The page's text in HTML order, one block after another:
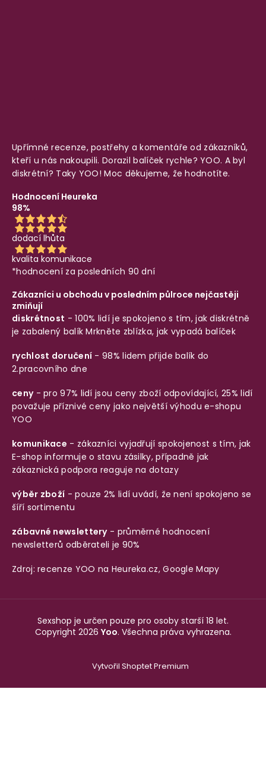
Upřímné recenze, postřehy a komentáře od zákazníků,
kteří u nás nakoupili. Dorazil balíček rychle? YOO. A byl
diskrétní? Taky YOO! Moc děkujeme, že hodnotíte.
Hodnocení Heureka
98%
dodací lhůta
kvalita komunikace
*hodnocení za posledních 90 dní
Zákazníci u obchodu v posledním půlroce nejčastěji
zmiňují
diskrétnost - 100% lidí je spokojeno s tím, jak diskrétně
je zabalený balíkMrkněte zblízka, jak vypadá balíček
rychlost doručení - 98% lidem přijde balík do
2.pracovního dne
ceny- pro 97% lidí jsou ceny zboží odpovídající, 25% lidí
považuje příznivé ceny jako největší výhodu e-shopu
YOO
komunikace - zákazníci vyjadřují spokojenost s tím, jak
E-shop informuje o stavu zásilky, případně jak
zákaznická podpora reaguje na dotazy
výběr zboží - pouze 2% lidí uvádí, že není spokojeno se
šíří sortimentu
zábavné newslettery- průměrné hodnocení
newsletterů odběrateli je 90%
Zdroj: recenze YOO na Heureka.cz,Google Mapy
Vytvořil Shoptet Premium
Sexshop je určen pouze pro osoby starší 18 let.
Copyright 2026 Yoo. Všechna práva vyhrazena.